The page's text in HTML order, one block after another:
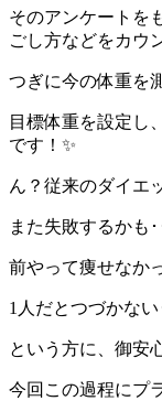
そのアンケートを
ごし方などをカウ
つぎに今の体重を
目標体重を設定し
です！✨
ん？従来のダイエ
また失敗するかも･
前やって痩せなか
1人だとつづかない
という方に、御安
今回この過程にプ